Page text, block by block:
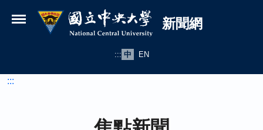
國立中央大學新聞網
新聞網
::: 中 EN
:::